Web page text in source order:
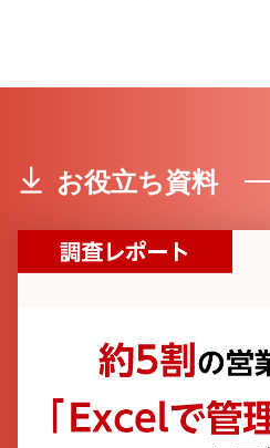
お役立ち資料